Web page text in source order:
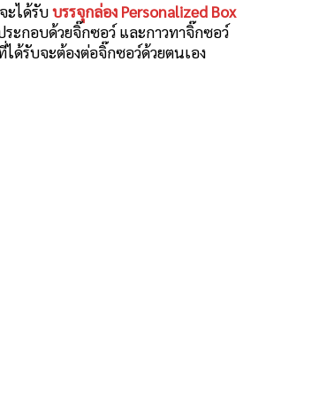
ะได้รับบรรจุกล่อง Personalized Box
ระกอบด้วยจิ๊กซอว์ และกาวทาจิ๊กซอว์
ได้รับจะต้องต่อจิ๊กซอว์ด้วยตนเอง